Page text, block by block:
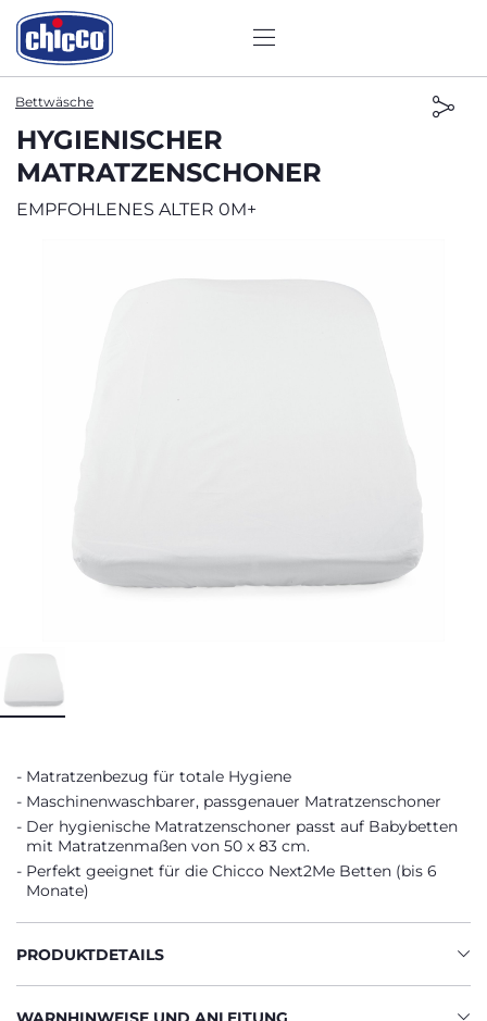
Bettwäsche
HYGIENISCHER
MATRATZENSCHONER
EMPFOHLENES ALTER 0M+
Matratzenbezug für totale Hygiene
Maschinenwaschbarer, passgenauer Matratzenschoner
Der hygienische Matratzenschoner passt auf Babybetten
mit Matratzenmaßen von 50 x 83 cm.
Perfekt geeignet für die Chicco Next2Me Betten (bis 6
Monate)
PRODUKTDETAILS